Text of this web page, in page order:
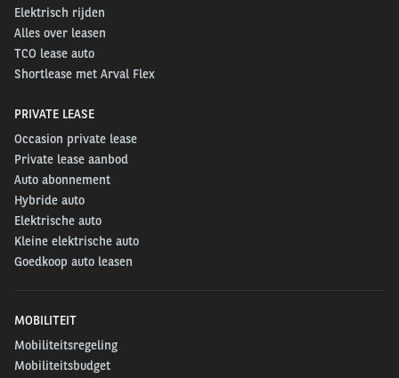
Elektrisch rijden
Alles over leasen
TCO lease auto
Shortlease met Arval Flex
PRIVATE LEASE
Occasion private lease
Private lease aanbod
Auto abonnement
Hybride auto
Elektrische auto
Kleine elektrische auto
Goedkoop auto leasen
MOBILITEIT
Mobiliteitsregeling
Mobiliteitsbudget